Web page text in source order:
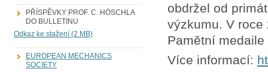
PŘÍSPĚVKY PROF. C. HÖSCHLA
DO BULLETINU
Odkaz ke stažení (2 MB)
EUROPEAN MECHANICS
SOCIETY
obdržel od
výzkumu. V
Pamětní
Více informací: